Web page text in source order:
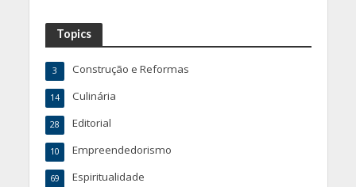
Topics
Construção e Reformas
3
Culinária
14
Editorial
28
Empreendedorismo
10
Espiritualidade
69